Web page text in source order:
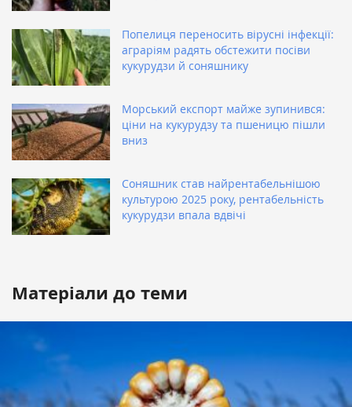
Попелиця переносить вірусні інфекції:
аграріям радять обстежити посіви
кукурудзи й соняшнику
Морський експорт майже зупинився:
ціни на кукурудзу та пшеницю пішли
вниз
Соняшник став найрентабельнішою
культурою 2025 року, рентабельність
кукурудзи впала вдвічі
Матеріали до теми